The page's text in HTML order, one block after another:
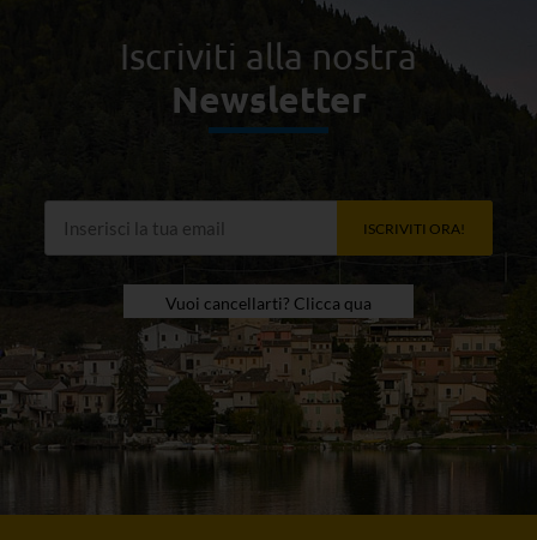
Iscriviti alla nostra
Newsletter
ISCRIVITI ORA!
Vuoi cancellarti? Clicca qua